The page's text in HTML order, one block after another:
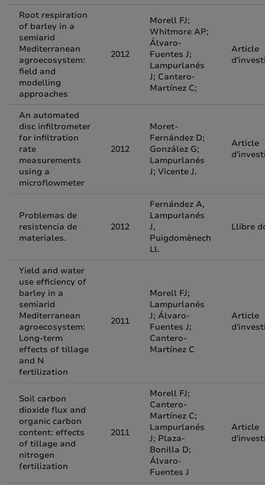
Root respiration
of barley in a
semiarid
Mediterranean
agroecosystem:
field and
modelling
approaches
2012
Morell FJ;
Whitmore AP;
Álvaro-
Fuentes J;
Lampurlanés
J; Cantero-
Martínez C;
Article
An automated
disc infiltrometer
for infiltration
rate
measurements
using a
microflowmeter
2012
Moret-
Fernández D;
González G;
Lampurlanés
J; Vicente J.
Article
Problemas de
resistencia de
materiales.
2012
Fernández A,
Lampurlanés
J,
Puigdomènech
Ll.
Llibre
Yield and water
use efficiency of
barley in a
semiarid
Mediterranean
agroecosystem:
Long-term
effects of tillage
and N
fertilization
2011
Morell FJ;
Lampurlanés
J; Álvaro-
Fuentes J;
Cantero-
Martínez C
Article
Soil carbon
dioxide flux and
organic carbon
content: effects
of tillage and
nitrogen
fertilization
2011
Morell FJ;
Cantero-
Martínez C;
Lampurlanés
J; Plaza-
Bonilla D;
Álvaro-
Fuentes J
Article